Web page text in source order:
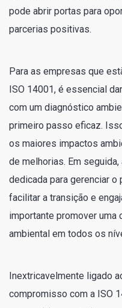
pode abrir portas para
parcerias positivas.
Para as empresas que
ISO 14001, é essencial
com um diagnóstico
primeiro passo eficaz.
os maiores impactos
de melhorias. Em
dedicada para gerenciar
facilitar a transição e
importante promover uma
ambiental em todos os
Inextricavelmente ligado
compromisso com a ISO